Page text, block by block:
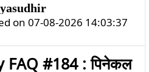
on 07-08-2026 14:03:37
FAQ #184 : पिनेकल